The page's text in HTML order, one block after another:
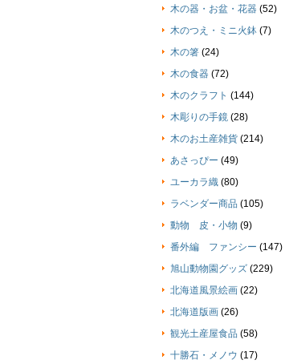
木の器・お盆・花器 (52)
木のつえ・ミニ火鉢 (7)
木の箸 (24)
木の食器 (72)
木のクラフト (144)
木彫りの手鏡 (28)
木のお土産雑貨 (214)
あさっぴー (49)
ユーカラ織 (80)
ラベンダー商品 (105)
動物 皮・小物 (9)
番外編 ファンシー (147)
旭山動物園グッズ (229)
北海道風景絵画 (22)
北海道版画 (26)
観光土産屋食品 (58)
十勝石・メノウ (17)